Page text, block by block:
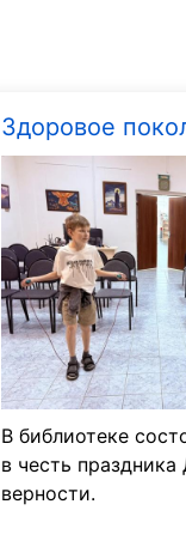
Здоровое
В библиотеке
в честь
верности.